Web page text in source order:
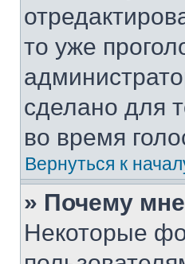
то уже
сделано для
во время
Вернуться к
» Почему
Некоторые